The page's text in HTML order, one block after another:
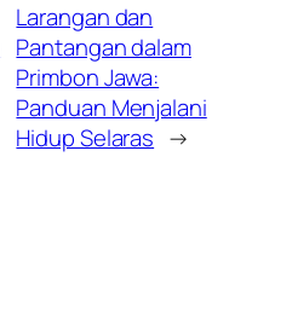
Larangan dan
Pantangan dalam
Primbon Jawa:
Panduan Menjalani
Hidup Selaras →